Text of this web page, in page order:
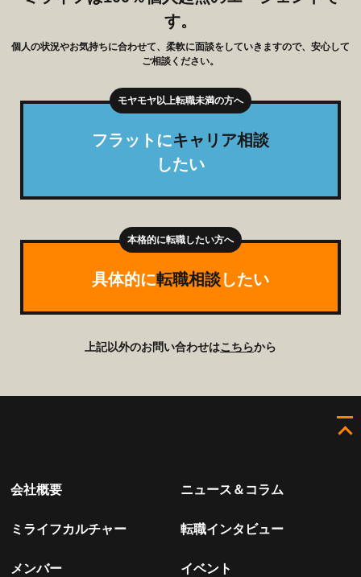
す。
個人の状況やお気持ちに合わせて、柔軟に面談をしていきますので、安心して
ご相談ください。
フラットにキャリア相談
したい
具体的に転職相談したい
上記以外のお問い合わせはこちらから
会社概要
ミライフカルチャー
メンバー
ニュース＆コラム
転職インタビュー
イベント